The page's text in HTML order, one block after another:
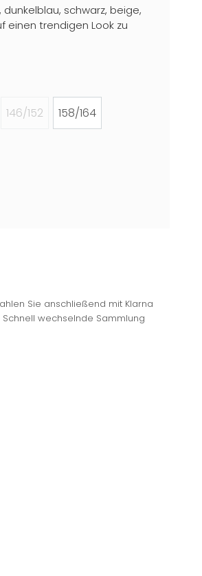
schwarz, beige,
einen trendigen Look zu
146/152 158/164
Sie anschließend mit Klarna
Schnell wechselnde Sammlung